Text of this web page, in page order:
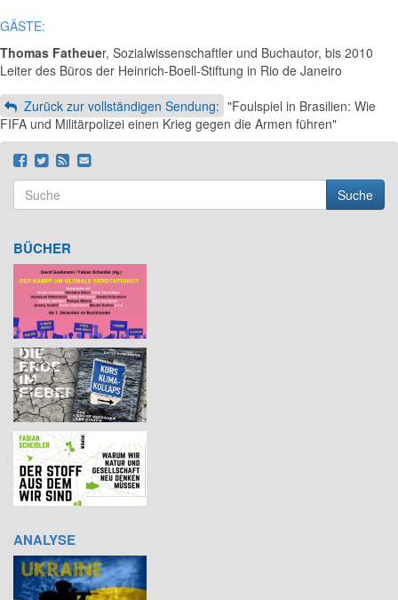
GÄSTE:
Thomas Fatheuer, Sozialwissenschaftler und Buchautor, bis 2010
Leiter des Büros der Heinrich-Boell-Stiftung in Rio de Janeiro
Zurück zur vollständigen Sendung: "Foulspiel in Brasilien: Wie
FIFA und Militärpolizei einen Krieg gegen die Armen führen"
Suchformular
Suche
BÜCHER
ANALYSE